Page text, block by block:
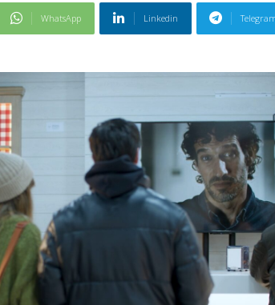
WhatsApp Linkedin